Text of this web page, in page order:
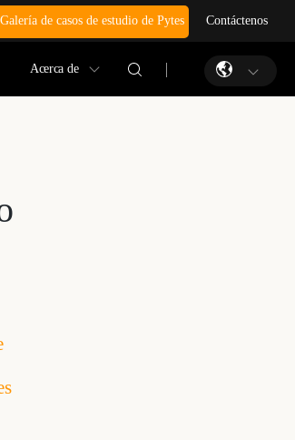
Galería de casos de estudio de Pytes Contáctenos
Acerca de